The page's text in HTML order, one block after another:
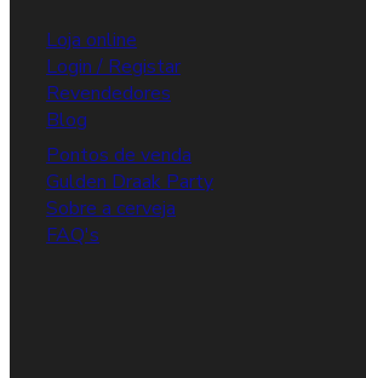
Loja online
Login / Registar
Revendedores
Blog
Pontos de venda
Gulden Draak Party
Sobre a cerveja
FAQ's